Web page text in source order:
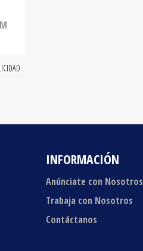
INFORMACIÓN
Anúnciate con Nosotros
Trabaja con Nosotros
Contáctanos